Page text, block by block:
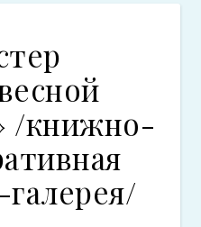
/книжно-